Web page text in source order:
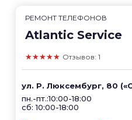
РЕМОНТ ТЕЛЕФОНОВ
Atlantic Service
★★★★★ Отзывов: 1
ул. Р. Люксембург, 80
пн.-пт.:10:00-18:00
сб: 10:00-18:00